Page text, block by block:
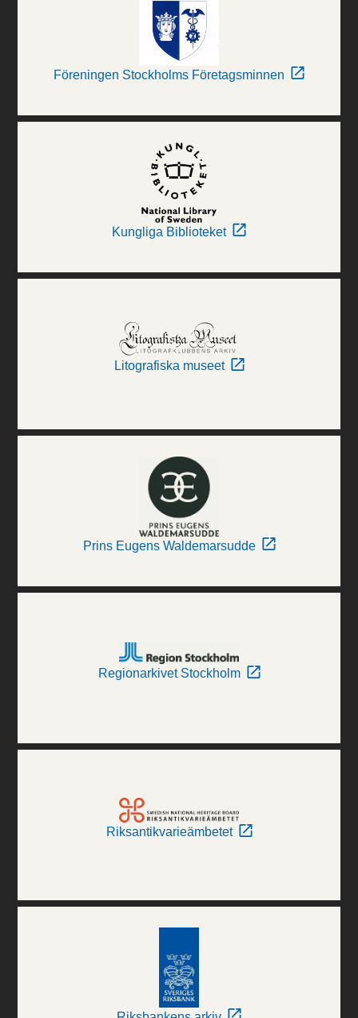
Föreningen Stockholms Företagsminnen
Kungliga Biblioteket
Litografiska museet
Prins Eugens Waldemarsudde
Regionarkivet Stockholm
Riksantikvarieämbetet